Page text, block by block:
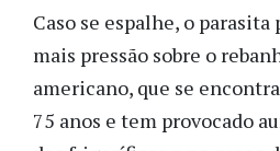
Caso se espalhe, o
mais pressão sobre o
americano, que se
75 anos e tem provocado